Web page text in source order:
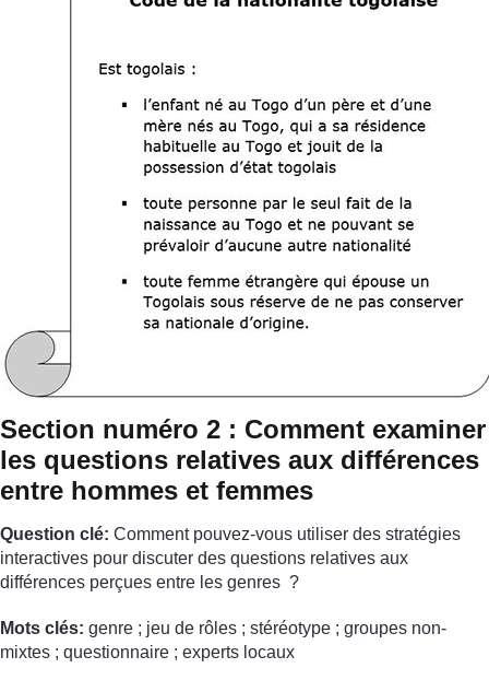
Section numéro 2 : Comment examiner
les questions relatives aux différences
entre hommes et femmes
Question clé: Comment pouvez-vous utiliser des stratégies
interactives pour discuter des questions relatives aux
différences perçues entre les genres ?
Mots clés: genre ; jeu de rôles ; stéréotype ; groupes non-
mixtes ; questionnaire ; experts locaux